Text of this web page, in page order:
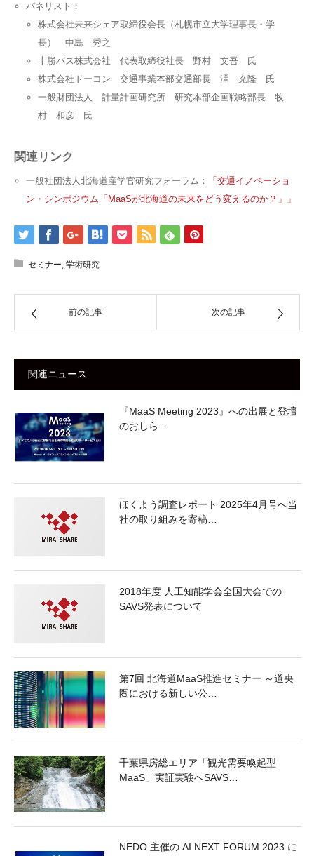
パネリスト：
株式会社未来シェア取締役会長（札幌市立大学理事長・学
長） 中島 秀之
十勝バス株式会社 代表取締役社長 野村 文吾 氏
株式会社ドーコン 交通事業本部交通部長 澤 充隆 氏
一般財団法人 計量計画研究所 研究本部企画戦略部長 牧
村 和彦 氏
関連リンク
一般社団法人北海道産学官研究フォーラム：
「交通イノベーショ
ン・シンポジウム「MaaSが北海道の未来をどう変えるのか？」」
セミナー, 学術研究
前の記事 次の記事
関連ニュース
『MaaS Meeting 2023』への出展と登壇
のおしら…
ほくよう調査レポート 2025年4月号へ当
社の取り組みを寄稿…
2018年度 人工知能学会全国大会での
SAVS発表について
第7回 北海道MaaS推進セミナー ～道央
圏における新しい公…
千葉県房総エリア「観光需要喚起型
MaaS」実証実験へSAVS…
NEDO 主催の AI NEXT FORUM 2023 に